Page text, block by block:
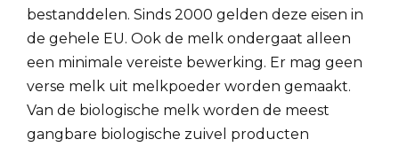
bestanddelen. Sinds 2000 gelden deze eisen in
de gehele EU. Ook de melk ondergaat alleen
een minimale vereiste bewerking. Er mag geen
verse melk uit melkpoeder worden gemaakt.
Van de biologische melk worden de meest
gangbare biologische zuivel producten